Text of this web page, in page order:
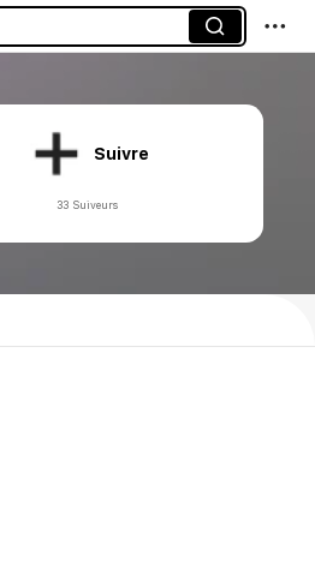
Suivre
33 Suiveurs